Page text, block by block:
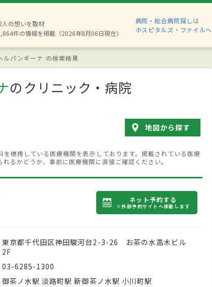
の想いを取材
件の情報を掲載（2026年8月06日現在）
病院・総合病院探しは
ホスピタルズ・ファイルへ
ルパンギーナ の検索結果
のクリニック・病院
地図から探す
標榜している医療機関を表示しております。掲載されている医療
るかどうか、事前に医療機関に直接ご確認ください。
ネット予約する
※外部予約サイトへ移動します
東京都千代田区神田駿河台2-3-26 お茶の水高木ビル
2F
03-6285-1300
御茶ノ水駅 淡路町駅 新御茶ノ水駅 小川町駅